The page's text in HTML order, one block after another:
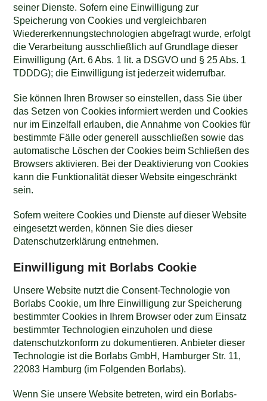
seiner Dienste. Sofern eine Einwilligung zur
Speicherung von Cookies und vergleichbaren
Wiedererkennungstechnologien abgefragt wurde, erfolgt
die Verarbeitung ausschließlich auf Grundlage dieser
Einwilligung (Art. 6 Abs. 1 lit. a DSGVO und § 25 Abs. 1
TDDDG); die Einwilligung ist jederzeit widerrufbar.
Sie können Ihren Browser so einstellen, dass Sie über
das Setzen von Cookies informiert werden und Cookies
nur im Einzelfall erlauben, die Annahme von Cookies für
bestimmte Fälle oder generell ausschließen sowie das
automatische Löschen der Cookies beim Schließen des
Browsers aktivieren. Bei der Deaktivierung von Cookies
kann die Funktionalität dieser Website eingeschränkt
sein.
Sofern weitere Cookies und Dienste auf dieser Website
eingesetzt werden, können Sie dies dieser
Datenschutzerklärung entnehmen.
Einwilligung mit Borlabs Cookie
Unsere Website nutzt die Consent-Technologie von
Borlabs Cookie, um Ihre Einwilligung zur Speicherung
bestimmter Cookies in Ihrem Browser oder zum Einsatz
bestimmter Technologien einzuholen und diese
datenschutzkonform zu dokumentieren. Anbieter dieser
Technologie ist die Borlabs GmbH, Hamburger Str. 11,
22083 Hamburg (im Folgenden Borlabs).
Wenn Sie unsere Website betreten, wird ein Borlabs-